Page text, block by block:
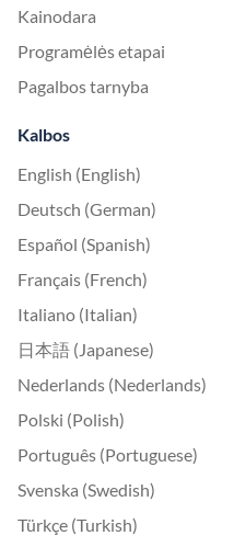
Kainodara
Programėlės etapai
Pagalbos tarnyba
Kalbos
English (English)
Deutsch (German)
Español (Spanish)
Français (French)
Italiano (Italian)
日本語 (Japanese)
Nederlands (Nederlands)
Polski (Polish)
Português (Portuguese)
Svenska (Swedish)
Türkçe (Turkish)